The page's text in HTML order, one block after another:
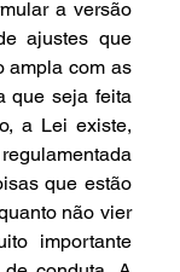
a versão
ajustes que
ampla com as
que seja feita
a Lei existe,
que estão
não vier
importante